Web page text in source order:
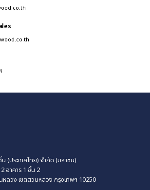
(ประเทศไทย) จำกัด (มหาชน)
อาคาร 1 ชั้น 2
หลวงเขตสวนหลวง กรุงเทพฯ 10250